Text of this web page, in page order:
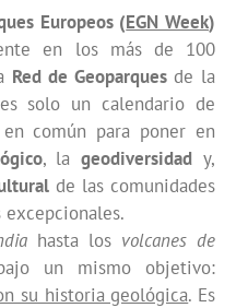
Europeos (EGN Week)
en los más de 100
Red de Geoparquesde la
solo un calendario de
común para poner en
, lageodiversidad y,
de las comunidades
hasta los volcanes de
un mismo objetivo:
su historia geológica. Es